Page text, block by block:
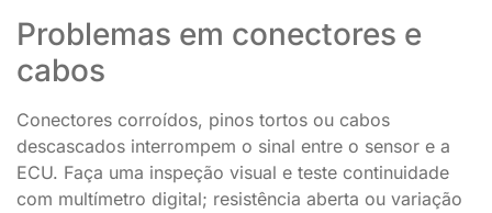
Problemas em conectores e
cabos
Conectores corroídos, pinos tortos ou cabos
descascados interrompem o sinal entre o sensor e a
ECU. Faça uma inspeção visual e teste continuidade
com multímetro digital; resistência aberta ou variação